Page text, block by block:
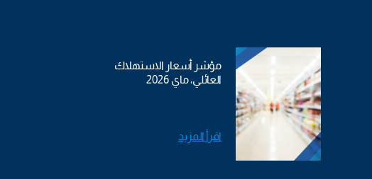
مؤشر أسعار الاستهلاك
العائلي، ماي 2026
اقرأ المزيد